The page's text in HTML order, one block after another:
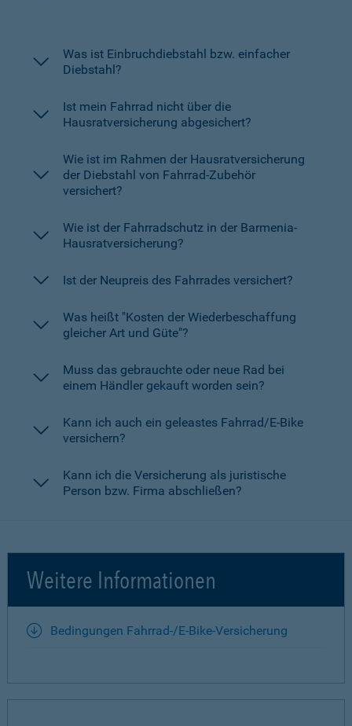
Was ist Einbruchdiebstahl bzw. einfacher
Diebstahl?
Ist mein Fahrrad nicht über die
Hausratversicherung abgesichert?
Wie ist im Rahmen der Hausratversicherung
der Diebstahl von Fahrrad-Zubehör
versichert?
Wie ist der Fahrradschutz in der Barmenia-
Hausratversicherung?
Ist der Neupreis des Fahrrades versichert?
Was heißt "Kosten der Wiederbeschaffung
gleicher Art und Güte"?
Muss das gebrauchte oder neue Rad bei
einem Händler gekauft worden sein?
Kann ich auch ein geleastes Fahrrad/E-Bike
versichern?
Kann ich die Versicherung als juristische
Person bzw. Firma abschließen?
Weitere Informationen
Bedingungen Fahrrad-/E-Bike-Versicherung